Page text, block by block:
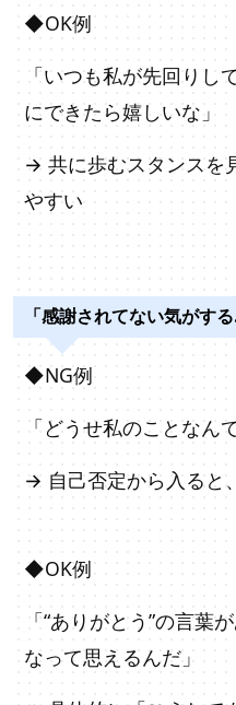
◆OK例
「いつも私が先回りし
にできたら嬉しいな」
→ 共に歩むスタンスを
やすい
「感謝されてない気がす
◆NG例
「どうせ私のことなん
→ 自己否定から入ると
◆OK例
「“ありがとう”の言葉
なって思えるんだ」